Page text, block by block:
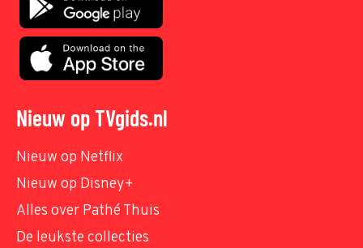
Nieuw op TVgids.nl
Nieuw op Netflix
Nieuw op Disney+
Alles over Pathé Thuis
De leukste collecties